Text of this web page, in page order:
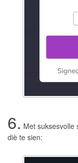
6. Met suksesvolle
diè te sien: